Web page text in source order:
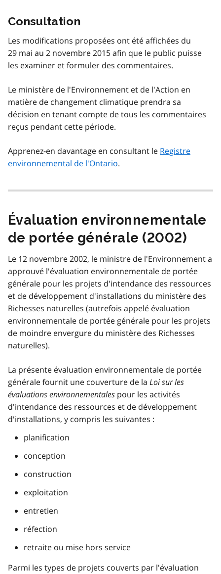
Consultation
Les modifications proposées ont été affichées du
29 mai au 2 novembre 2015 afin que le public puisse
les examiner et formuler des commentaires.
Le ministère de l'Environnement et de l'Action en
matière de changement climatique prendra sa
décision en tenant compte de tous les commentaires
reçus pendant cette période.
Apprenez-en davantage en consultant le Registre
environnemental de l'Ontario.
Évaluation environnementale
de portée générale (2002)
Le 12 novembre 2002, le ministre de l'Environnement a
approuvé l'évaluation environnementale de portée
générale pour les projets d'intendance des ressources
et de développement d'installations du ministère des
Richesses naturelles (autrefois appelé évaluation
environnementale de portée générale pour les projets
de moindre envergure du ministère des Richesses
naturelles).
La présente évaluation environnementale de portée
générale fournit une couverture de la Loi sur les
évaluations environnementales pour les activités
d'intendance des ressources et de développement
d'installations, y compris les suivantes :
planification
conception
construction
exploitation
entretien
réfection
retraite ou mise hors service
Parmi les types de projets couverts par l'évaluation